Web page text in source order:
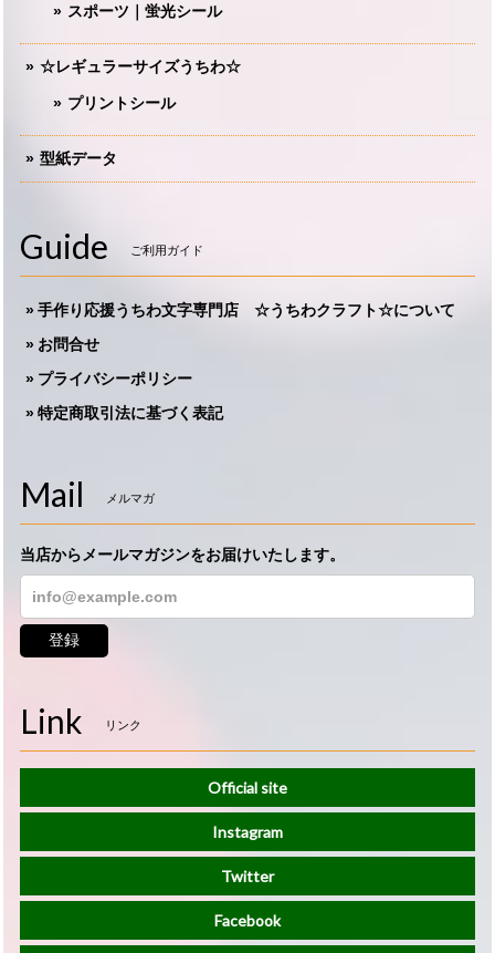
スポーツ｜蛍光シール
☆レギュラーサイズうちわ☆
プリントシール
型紙データ
Guide ご利用ガイド
手作り応援うちわ文字専門店 ☆うちわクラフト☆について
お問合せ
プライバシーポリシー
特定商取引法に基づく表記
Mail メルマガ
当店からメールマガジンをお届けいたします。
登録
Link リンク
Official site
Instagram
Twitter
Facebook